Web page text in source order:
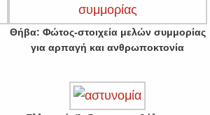
Θήβα: Φώτος-στοιχεία μελών συμμορίας
για αρπαγή και ανθρωποκτονία